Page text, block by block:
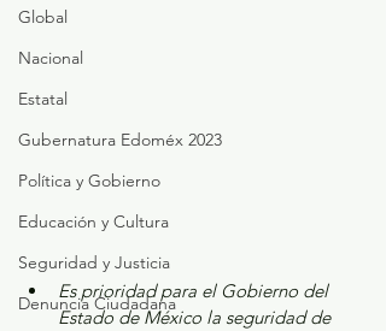
Global
Nacional
Estatal
Gubernatura Edoméx 2023
Política y Gobierno
Educación y Cultura
Seguridad y Justicia
Denuncia Ciudadana
Es prioridad para el Gobierno del
Estado de México la seguridad de